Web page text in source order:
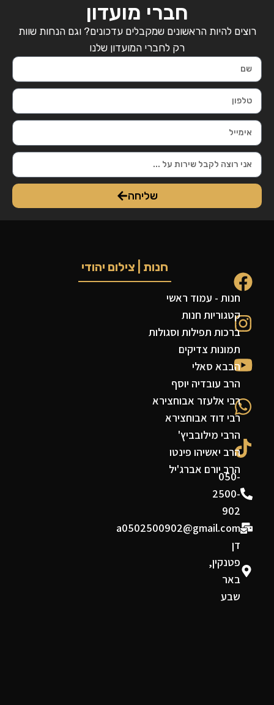
חברי מועדון
רוצים להיות הראשונים שמקבלים עדכונים? וגם הנחות שוות
רק לחברי המועדון שלנו
שליחה
050-
2500-
902
a0502500902@gmail.com
דן
פטנקין,
באר
שבע
חנות | צילום יהודי
חנות - עמוד ראשי
קטגוריות חנות
ברכות תפילות וסגולות
תמונות צדיקים
הבבא סאלי
הרב עובדיה יוסף
רבי אלעזר אבוחצירא
רבי דוד אבוחצירא
הרבי מילובביץ'
הרב יאשיהו פינטו
הרב יורם אברג'יל